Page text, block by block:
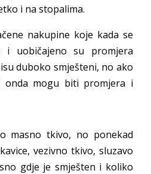
i na stopalima.
nakupine koje kada se
i uobičajeno su promjera
duboko smješteni, no ako
onda mogu biti promjera i
masno tkivo, no ponekad
vezivno tkivo, sluzavo
gdje je smješten i koliko